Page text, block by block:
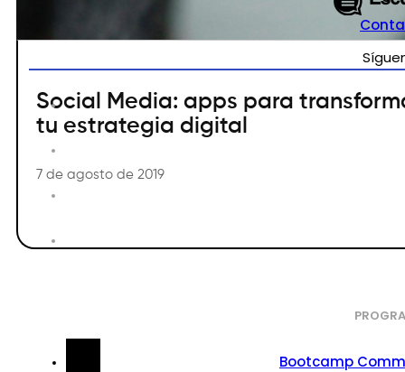
Bootcamp
Social Media: apps para
tu estrategia digital
7 de agosto de 2019